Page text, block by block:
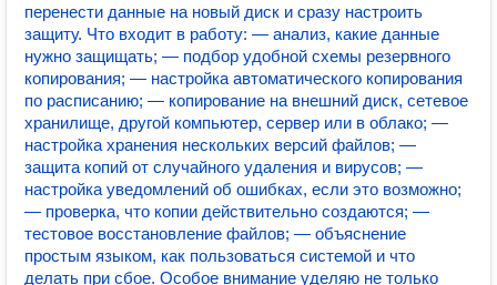
перенести данные на новый диск и сразу настроить
защиту. Что входит в работу: — анализ, какие данные
нужно защищать; — подбор удобной схемы резервного
копирования; — настройка автоматического копирования
по расписанию; — копирование на внешний диск, сетевое
хранилище, другой компьютер, сервер или в облако; —
настройка хранения нескольких версий файлов; —
защита копий от случайного удаления и вирусов; —
настройка уведомлений об ошибках, если это возможно;
— проверка, что копии действительно создаются; —
тестовое восстановление файлов; — объяснение
простым языком, как пользоваться системой и что
делать при сбое. Особое внимание уделяю не только